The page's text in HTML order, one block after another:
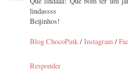
lindassss
Beijinhos!
Blog ChocoPink / Instagram /
Responder